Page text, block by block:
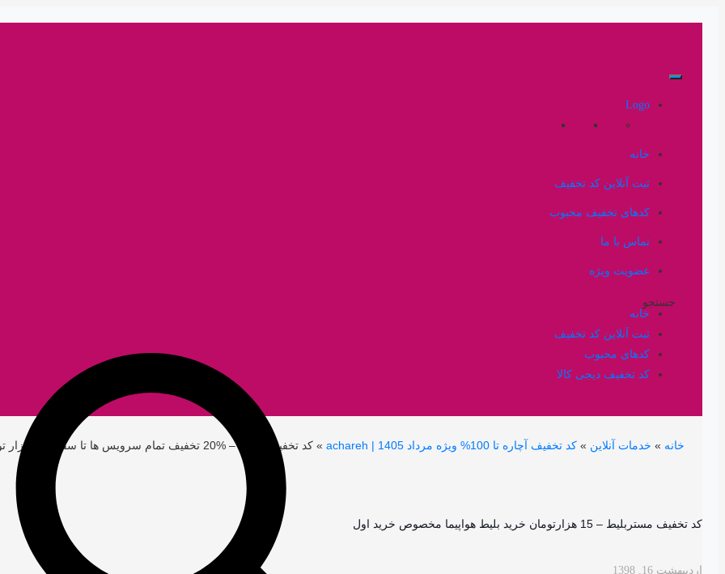
Logo
خانه
ثبت آنلاین کد تخفیف
کدهای تخفیف محبوب
تماس با ما
عضویت ویژه
جستجو
خانه
ثبت آنلاین کد تخفیف
کدهای محبوب
کد تخفیف دیجی کالا
خانه » خدمات آنلاین » کد تخفیف آچاره تا 100% ویژه مرداد 1405 | achareh » کد تخفیف آچاره – %20 تخفیف تمام سرویس ها تا سقف 15 هزار تومان در شیراز
کد تخفیف مستربلیط – 15 هزارتومان خرید بلیط هواپیما مخصوص خرید اول
اردیبهشت 16, 1398